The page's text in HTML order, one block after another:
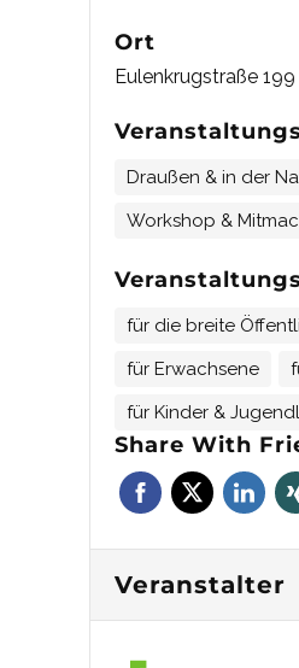
Ort
Eulenkrugstraße 199
Draußen & in der
Workshop &
für die breite
für Erwachsene
für Kinder &
Share With
Veranstalter